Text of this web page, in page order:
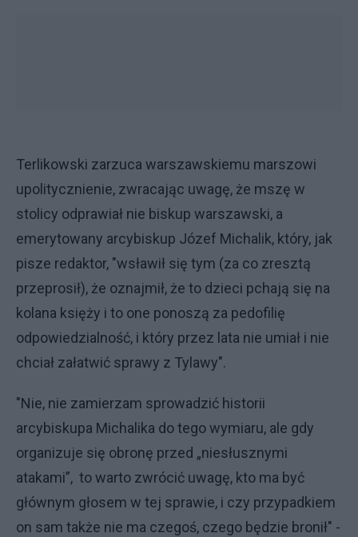
Terlikowski zarzuca warszawskiemu marszowi
upolitycznienie, zwracając uwagę, że mszę w
stolicy odprawiał nie biskup warszawski, a
emerytowany arcybiskup Józef Michalik, który, jak
pisze redaktor, "wsławił się tym (za co zresztą
przeprosił), że oznajmił, że to dzieci pchają się na
kolana księży i to one ponoszą za pedofilię
odpowiedzialność, i który przez lata nie umiał i nie
chciał załatwić sprawy z Tylawy".
"Nie, nie zamierzam sprowadzić historii
arcybiskupa Michalika do tego wymiaru, ale gdy
organizuje się obronę przed „niesłusznymi
atakami”, to warto zwrócić uwagę, kto ma być
głównym głosem w tej sprawie, i czy przypadkiem
on sam także nie ma czegoś, czego będzie bronił" -